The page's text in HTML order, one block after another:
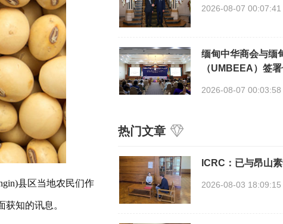
县区当地农民们作
知的讯息。
2026-08-07 00:07:41
缅甸中华商会与缅
（UMBEEA）签
2026-08-07 00:03:58
热门文章
ICRC：已与昂山
2026-08-03 18:09:15